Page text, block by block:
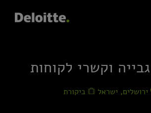
וקשרי לקוחות
ירושלים, ישראל ביקורת